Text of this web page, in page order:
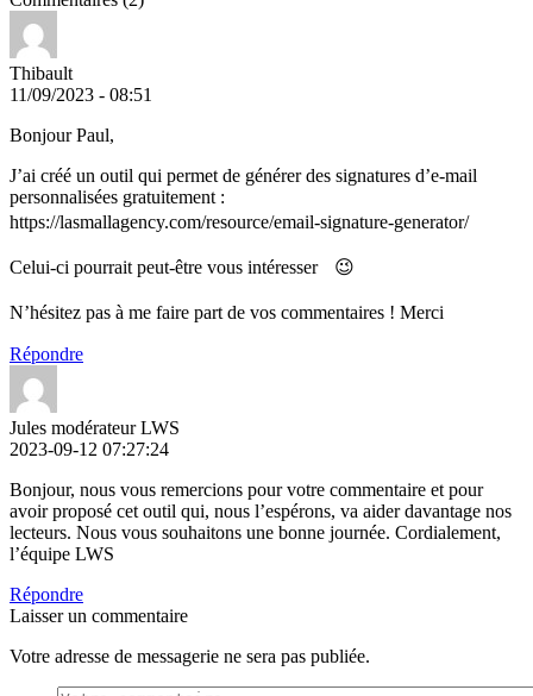
Thibault
11/09/2023 - 08:51
Bonjour Paul,
J’ai créé un outil qui permet de générer des signatures d’e-mail
personnalisées gratuitement :
https://lasmallagency.com/resource/email-signature-generator/
Celui-ci pourrait peut-être vous intéresser 😉
N’hésitez pas à me faire part de vos commentaires ! Merci
Répondre
Jules modérateur LWS
2023-09-12 07:27:24
Bonjour, nous vous remercions pour votre commentaire et pour
avoir proposé cet outil qui, nous l’espérons, va aider davantage nos
lecteurs. Nous vous souhaitons une bonne journée. Cordialement,
l’équipe LWS
Répondre
Laisser un commentaire
Votre adresse de messagerie ne sera pas publiée.